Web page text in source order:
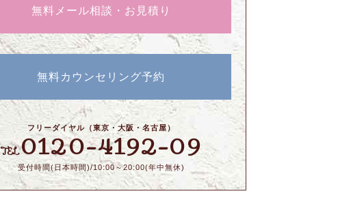
無料メール相談・お見積り
無料カウンセリング予約
フリーダイヤル（東京・大阪・名古屋）
TEL0120-4192-09
受付時間(日本時間)/10:00～20:00(年中無休)